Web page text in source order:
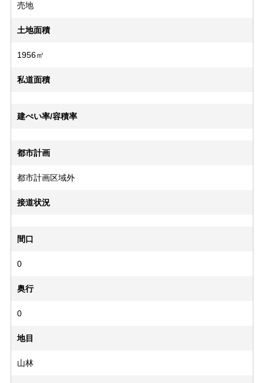
売地
土地面積
1956㎡
私道面積
建ぺい率/容積率
都市計画
都市計画区域外
接道状況
間口
0
奥行
0
地目
山林